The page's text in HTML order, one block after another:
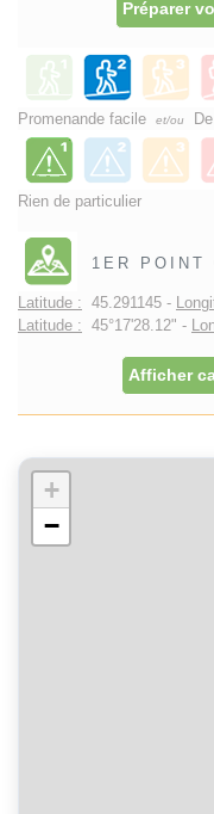
Préparer
Promenande facile et/ou
Rien de particulier
1ER POINT
Latitude : 45.291145 -
Latitude : 45°17'28.12" -
Afficher
+
−